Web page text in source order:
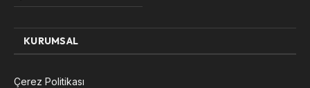
KURUMSAL
Çerez Politikası